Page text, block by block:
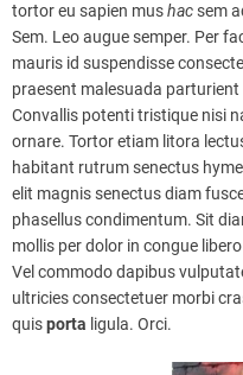
tortor eu sapien mushacsem
Sem. Leo augue semper. Per
mauris id suspendisse
praesent malesuada
Convallis potenti tristique nisi
ornare. Tortor etiam litora
habitant rutrum senectus
elit magnis senectus diam
phasellus condimentum. Sit
mollis per dolor in congue
Vel commodo dapibus
ultricies consectetuer morbi
quisporta ligula. Orci.